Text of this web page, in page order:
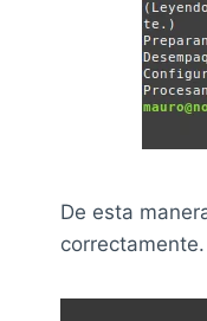
De esta
correctamente.